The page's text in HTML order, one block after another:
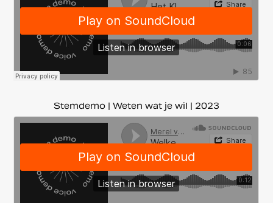
Stemdemo | Weten wat je wil | 2023